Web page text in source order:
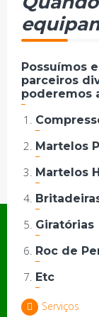
Possuímos
parceiros
poderemos
Martelos
Martelos
Giratórias
Roc de
Etc
Serviços
Menu Loja
Política de
Saber Mais